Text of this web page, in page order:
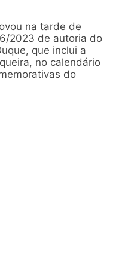
na tarde de
2023 de autoria do
que inclui a
no calendário
do